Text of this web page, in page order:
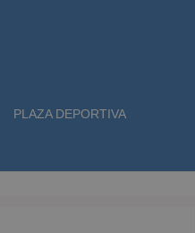
PLAZA DEPORTIVA